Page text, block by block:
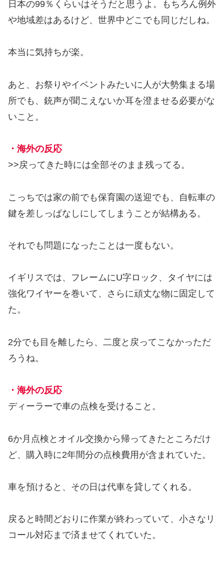
日本の99％くらいはそうだと思うよ。もちろん例外
や地域差はあるけど、世界中どこでも同じだしね。
本当に気持ちが楽。
あと、お祭りやイベントみたいに人が大勢集まる場
所でも、銃声が聞こえないか耳を澄ませる必要がな
いこと。
・海外の反応
>>戻ってきた時には全部そのまま残ってる。
こっちでは家の前でも保育園の送迎でも、自転車の
鍵を差しっぱなしにしてしまうことが結構ある。
それでも問題になったことは一度もない。
イギリスでは、フレームにU字ロック、タイヤには
強化ワイヤーを巻いて、さらに頑丈な物に固定して
た。
2分でも目を離したら、二度と戻ってこなかっただ
ろうね。
・海外の反応
ディーラーで車の点検を受けること。
6か月点検とオイル交換から帰ってきたところだけ
ど、購入時に2年間分の点検費用が含まれていた。
車を預けると、その日は代車を貸してくれる。
戻ると時間どおりに作業が終わっていて、小さなリ
コール対応まで済ませてくれていた。